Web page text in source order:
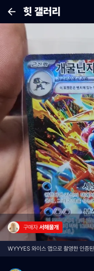
힛 갤러리
구매자 서해물개
WYYYES 와이스 앱으로 촬영한 인증